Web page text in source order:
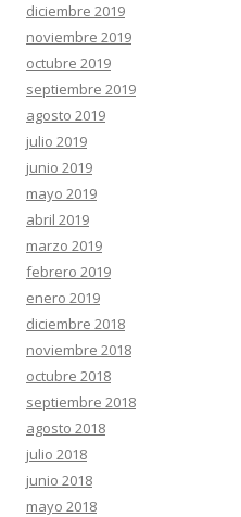
diciembre 2019
noviembre 2019
octubre 2019
septiembre 2019
agosto 2019
julio 2019
junio 2019
mayo 2019
abril 2019
marzo 2019
febrero 2019
enero 2019
diciembre 2018
noviembre 2018
octubre 2018
septiembre 2018
agosto 2018
julio 2018
junio 2018
mayo 2018